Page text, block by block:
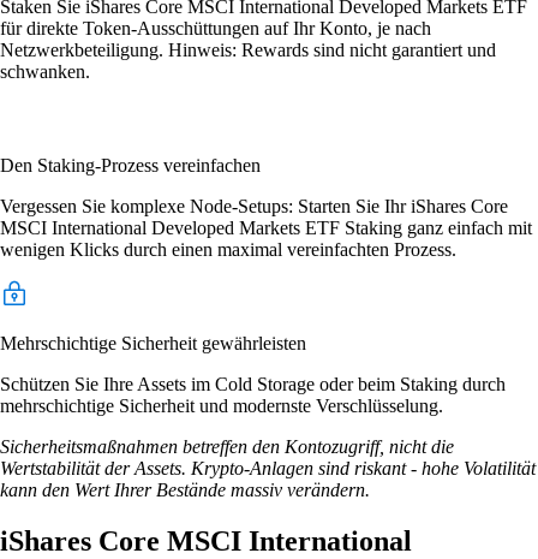
Staken Sie iShares Core MSCI International Developed Markets ETF
für direkte Token-Ausschüttungen auf Ihr Konto, je nach
Netzwerkbeteiligung. Hinweis: Rewards sind nicht garantiert und
schwanken.
Den Staking-Prozess vereinfachen
Vergessen Sie komplexe Node-Setups: Starten Sie Ihr iShares Core
MSCI International Developed Markets ETF Staking ganz einfach mit
wenigen Klicks durch einen maximal vereinfachten Prozess.
Mehrschichtige Sicherheit gewährleisten
Schützen Sie Ihre Assets im Cold Storage oder beim Staking durch
mehrschichtige Sicherheit und modernste Verschlüsselung.
Sicherheitsmaßnahmen betreffen den Kontozugriff, nicht die
Wertstabilität der Assets. Krypto-Anlagen sind riskant - hohe Volatilität
kann den Wert Ihrer Bestände massiv verändern.
iShares Core MSCI International